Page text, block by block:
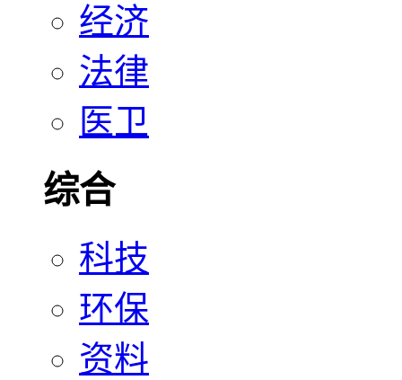
经济
法律
医卫
综合
科技
环保
资料